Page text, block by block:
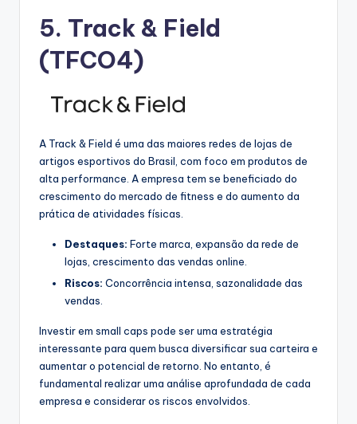
5. Track & Field
(TFCO4)
A Track & Field é uma das maiores redes de lojas de
artigos esportivos do Brasil, com foco em produtos de
alta performance. A empresa tem se beneficiado do
crescimento do mercado de fitness e do aumento da
prática de atividades físicas.
Destaques: Forte marca, expansão da rede de
lojas, crescimento das vendas online.
Riscos: Concorrência intensa, sazonalidade das
vendas.
Investir em small caps pode ser uma estratégia
interessante para quem busca diversificar sua carteira e
aumentar o potencial de retorno. No entanto, é
fundamental realizar uma análise aprofundada de cada
empresa e considerar os riscos envolvidos.